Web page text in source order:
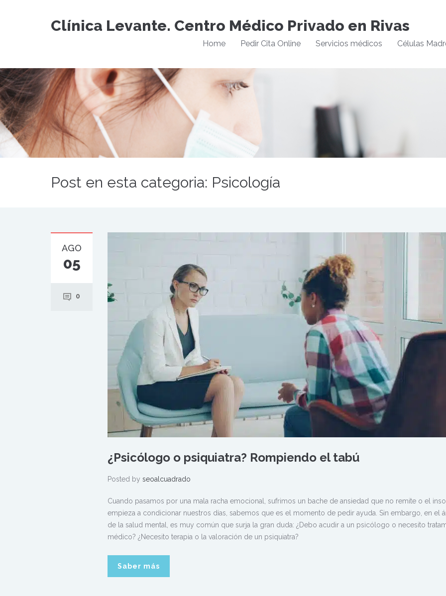
Clínica Levante. Centro Médico Privado en Rivas
Home Pedir Cita Online Servicios médicos Células
Post en esta categoria: Psicología
AGO
05
0
¿Psicólogo o psiquiatra? Rompiendo el tabú
Posted by seoalcuadrado
Cuando pasamos por una mala racha emocional, sufrimos un bache de ansiedad que no remite o el
empieza a condicionar nuestros días, sabemos que es el momento de pedir ayuda. Sin embargo, en el
de la salud mental, es muy común que surja la gran duda: ¿Debo acudir a un psicólogo o necesito
médico? ¿Necesito terapia o la valoración de un psiquiatra?
Saber más